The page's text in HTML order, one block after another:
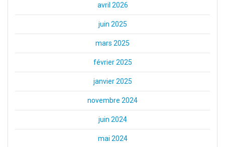
avril 2026
juin 2025
mars 2025
février 2025
janvier 2025
novembre 2024
juin 2024
mai 2024